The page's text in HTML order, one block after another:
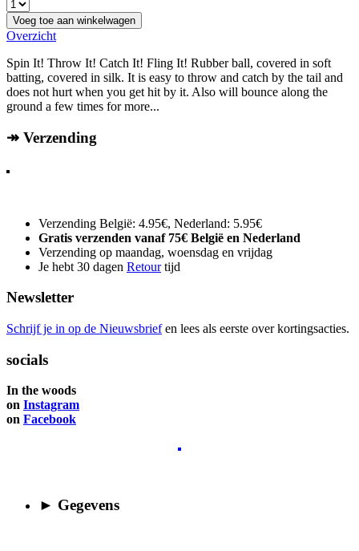
Voeg toe aan winkelwagen
Overzicht
Spin It! Throw It! Catch It! Fling It! Rubber ball, covered in soft
batting, covered in silk. It is easy to throw and catch by the tail and
does not hurt when you get hit by it. Also will bounce along the
ground a few times for more...
↠ Verzending
Verzending België: 4.95€, Nederland: 5.95€
Gratis verzenden vanaf 75€ België en Nederland
Verzending op maandag, woensdag en vrijdag
Je hebt 30 dagen Retourtijd
Newsletter
Schrijf je in op de Nieuwsbriefen lees als eerste over kortingsacties.
socials
In the woods
on Instagram
on Facebook
► Gegevens